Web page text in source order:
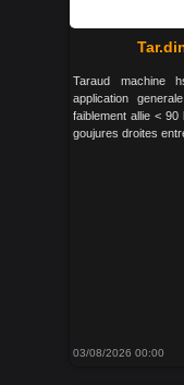
Taraud machine
application
faiblement allie <
goujures droites
03/08/2026 00:00